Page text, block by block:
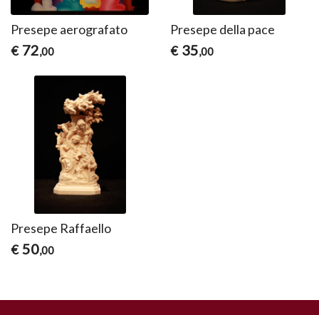
Presepe aerografato
€ 72,00
Presepe della pace
€ 35,00
Presepe Raffaello
€ 50,00